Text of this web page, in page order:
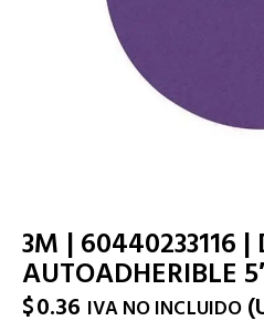
3M | 60440233116 |
AUTOADHERIBLE
$0.36 IVA NO INCLUIDO (